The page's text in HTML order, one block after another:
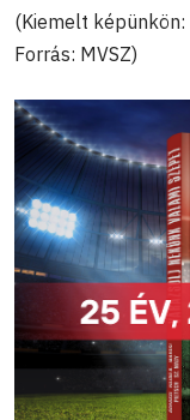
(Kiemelt képünkön:
Forrás: MVSZ)